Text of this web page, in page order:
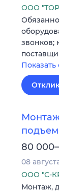
ООО
звонков;
80
08
ООО "С-
Монтаж,